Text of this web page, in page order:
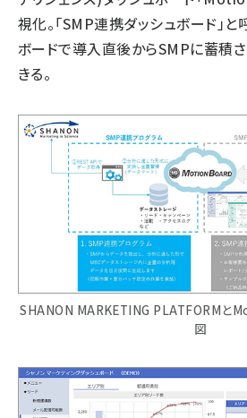
視化。「SMP連携ダッシュボード」と
ボードで導入直後からSMPに蓄積
きる。
SHANON MARKETING PLATFORM
図